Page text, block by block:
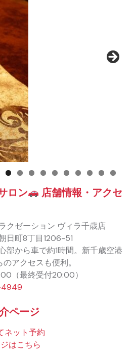
ロン
店舗情報・アクセ
クゼーション ヴィラ千歳店
日町8丁目1206-51
部から車で約1時間。新千歳空港
アクセスも便利。
（最終受付20:00）
ページ
ネット予約
はこちら